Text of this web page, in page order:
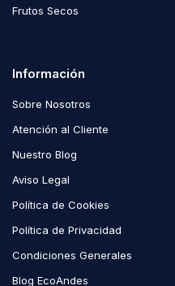
Frutos Secos
Información
Sobre Nosotros
Atención al Cliente
Nuestro Blog
Aviso Legal
Política de Cookies
Política de Privacidad
Condiciones Generales
Blog EcoAndes